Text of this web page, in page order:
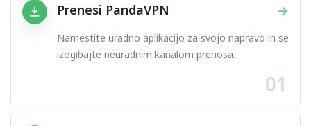
→
Prenesi PandaVPN
Namestite uradno aplikacijo za svojo napravo in se
izogibajte neuradnim kanalom prenosa.
01